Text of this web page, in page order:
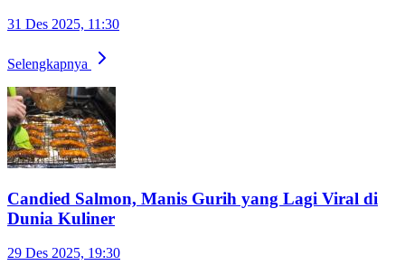
31 Des 2025, 11:30
Selengkapnya
Candied Salmon, Manis Gurih yang Lagi Viral di
Dunia Kuliner
29 Des 2025, 19:30